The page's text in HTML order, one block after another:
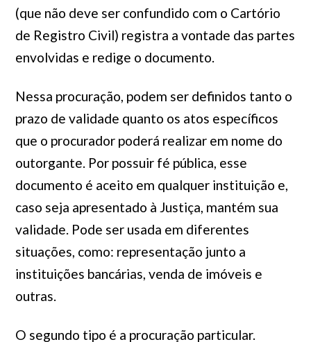
(que não deve ser confundido com o Cartório
de Registro Civil) registra a vontade das partes
envolvidas e redige o documento.
Nessa procuração, podem ser definidos tanto o
prazo de validade quanto os atos específicos
que o procurador poderá realizar em nome do
outorgante. Por possuir fé pública, esse
documento é aceito em qualquer instituição e,
caso seja apresentado à Justiça, mantém sua
validade. Pode ser usada em diferentes
situações, como: representação junto a
instituições bancárias, venda de imóveis e
outras.
O segundo tipo é a procuração particular.